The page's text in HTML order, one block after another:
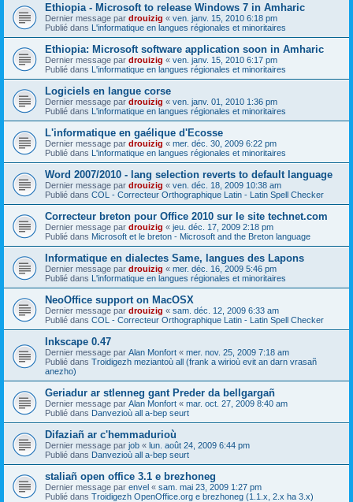
Ethiopia - Microsoft to release Windows 7 in Amharic
Dernier message par drouizig « ven. janv. 15, 2010 6:18 pm
Publié dans L'informatique en langues régionales et minoritaires
Ethiopia: Microsoft software application soon in Amharic
Dernier message par drouizig « ven. janv. 15, 2010 6:17 pm
Publié dans L'informatique en langues régionales et minoritaires
Logiciels en langue corse
Dernier message par drouizig « ven. janv. 01, 2010 1:36 pm
Publié dans L'informatique en langues régionales et minoritaires
L'informatique en gaélique d'Ecosse
Dernier message par drouizig « mer. déc. 30, 2009 6:22 pm
Publié dans L'informatique en langues régionales et minoritaires
Word 2007/2010 - lang selection reverts to default language
Dernier message par drouizig « ven. déc. 18, 2009 10:38 am
Publié dans COL - Correcteur Orthographique Latin - Latin Spell Checker
Correcteur breton pour Office 2010 sur le site technet.com
Dernier message par drouizig « jeu. déc. 17, 2009 2:18 pm
Publié dans Microsoft et le breton - Microsoft and the Breton language
Informatique en dialectes Same, langues des Lapons
Dernier message par drouizig « mer. déc. 16, 2009 5:46 pm
Publié dans L'informatique en langues régionales et minoritaires
NeoOffice support on MacOSX
Dernier message par drouizig « sam. déc. 12, 2009 6:33 am
Publié dans COL - Correcteur Orthographique Latin - Latin Spell Checker
Inkscape 0.47
Dernier message par Alan Monfort « mer. nov. 25, 2009 7:18 am
Publié dans Troidigezh meziantoù all (frank a wirioù evit an darn vrasañ
anezho)
Geriadur ar stlenneg gant Preder da bellgargañ
Dernier message par Alan Monfort « mar. oct. 27, 2009 8:40 am
Publié dans Danvezioù all a-bep seurt
Difaziañ ar c'hemmadurioù
Dernier message par job « lun. août 24, 2009 6:44 pm
Publié dans Danvezioù all a-bep seurt
staliañ open office 3.1 e brezhoneg
Dernier message par envel « sam. mai 23, 2009 1:27 pm
Publié dans Troidigezh OpenOffice.org e brezhoneg (1.1.x, 2.x ha 3.x)